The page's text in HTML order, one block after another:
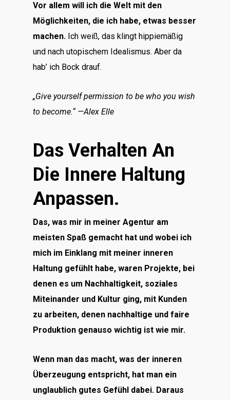
Vor allem will ich die Welt mit den
Möglichkeiten, die ich habe, etwas besser
machen. Ich weiß, das klingt hippiemäßig
und nach utopischem Idealismus. Aber da
hab’ ich Bock drauf.
„Give yourself permission to be who you wish
to become.“ —Alex Elle
Das Verhalten An
Die Innere Haltung
Anpassen.
Das, was mir in meiner Agentur am
meisten Spaß gemacht hat und wobei ich
mich im Einklang mit meiner inneren
Haltung gefühlt habe, waren Projekte, bei
denen es um Nachhaltigkeit, soziales
Miteinander und Kultur ging, mit Kunden
zu arbeiten, denen nachhaltige und faire
Produktion genauso wichtig ist wie mir.
Wenn man das macht, was der inneren
Überzeugung entspricht, hat man ein
unglaublich gutes Gefühl dabei. Daraus